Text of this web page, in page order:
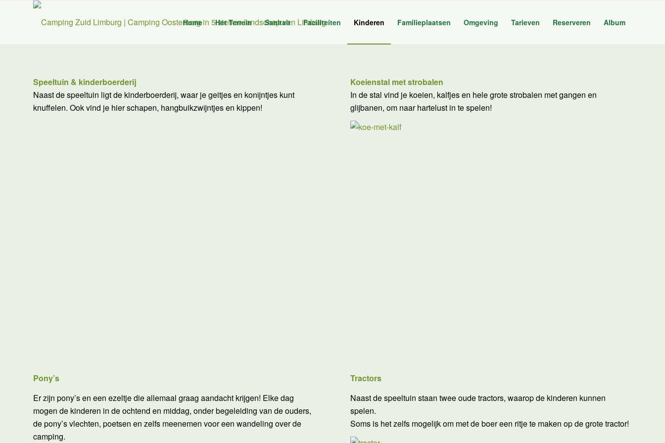
Home Het Terrein Sanitair Faciliteiten Kinderen Familieplaatsen Omgeving Tarieven Reserveren Album
Speeltuin & kinderboerderij
Naast de speeltuin ligt de kinderboerderij, waar je geitjes en konijntjes kunt
knuffelen. Ook vind je hier schapen, hangbuikzwijntjes en kippen!
Koeienstal met strobalen
In de stal vind je koeien, kalfjes en hele grote strobalen met gangen en
glijbanen, om naar hartelust in te spelen!
Pony’s
Er zijn pony’s en een ezeltje die allemaal graag aandacht krijgen! Elke dag
mogen de kinderen in de ochtend en middag, onder begeleiding van de ouders,
de pony’s vlechten, poetsen en zelfs meenemen voor een wandeling over de
camping.
Tractors
Naast de speeltuin staan twee oude tractors, waarop de kinderen kunnen
spelen.
Soms is het zelfs mogelijk om met de boer een ritje te maken op de grote tractor!